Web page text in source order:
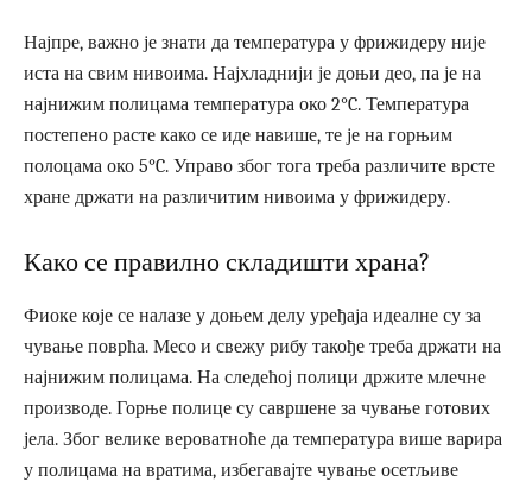
Најпре, важно је знати да температура у фрижидеру није
иста на свим нивоима. Најхладнији је доњи део, па је на
најнижим полицама температура око 2°C. Температура
постепено расте како се иде навише, те је на горњим
полоцама око 5°C. Управо због тога треба различите врсте
хране држати на различитим нивоима у фрижидеру.
Како се правилно складишти храна?
Фиоке које се налазе у доњем делу уређаја идеалне су за
чување поврћа. Месо и свежу рибу такође треба држати на
најнижим полицама. На следећој полици држите млечне
производе. Горње полице су савршене за чување готових
јела. Због велике вероватноће да температура више варира
у полицама на вратима, избегавајте чување осетљиве